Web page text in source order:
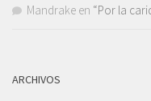
Mandrake en “Por la
ARCHIVOS